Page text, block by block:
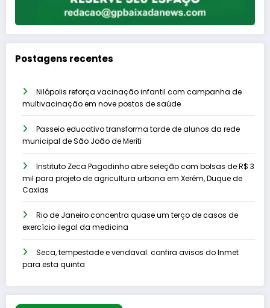
Postagens recentes
Nilópolis reforça vacinação infantil com campanha de
multivacinação em nove postos de saúde
Passeio educativo transforma tarde de alunos da rede
municipal de São João de Meriti
Instituto Zeca Pagodinho abre seleção com bolsas de R$ 3
mil para projeto de agricultura urbana em Xerém, Duque de
Caxias
Rio de Janeiro concentra quase um terço de casos de
exercício ilegal da medicina
Seca, tempestade e vendaval: confira avisos do Inmet
para esta quinta